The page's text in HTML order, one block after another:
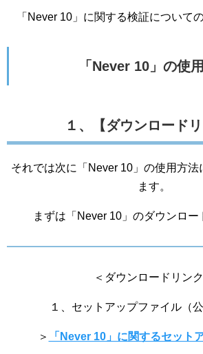
「Never 10」に関する検証について
「Never 10」の使
１、【ダウンロードリ
それでは次に「Never 10」の使用方法
ます。
まずは「Never 10」のダウンロー
＜ダウンロードリン
１、セットアップファイル（
＞ 「Never 10」に関するセット